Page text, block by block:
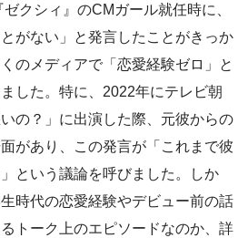
クシィ』のCMガール就任時に、
がない」と発言したことがきっか
のメディアで「恋愛経験ゼロ」と
した。特に、2022年にテレビ朝
の？」に出演した際、元彼からの
があり、この発言が「これまで彼
という議論を呼びました。しか
時代の恋愛経験やデビュー前の話
トーク上のエピソードなのか、詳